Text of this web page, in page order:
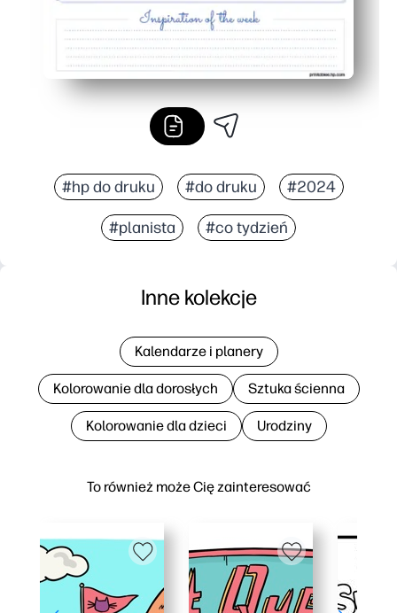
#hp do druku #do druku #2024
#planista #co tydzień
To również może Cię zainteresować
Inne kolekcje
Kalendarze i planery
Kolorowanie dla dorosłych Sztuka ścienna
Kolorowanie dla dzieci Urodziny